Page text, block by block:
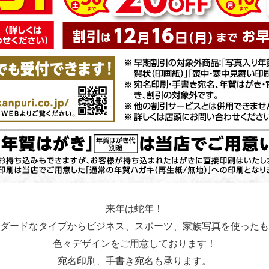
来年は蛇年！
ードなタイプからビジネス、スポーツ、家族写真を使った
色々デザインをご用意しております！
宛名印刷、手書き宛名も承ります。